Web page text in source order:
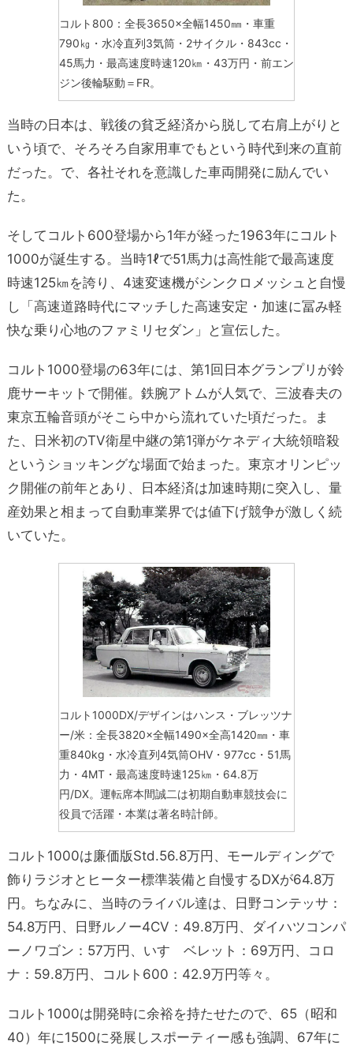
コルト800：全長3650×全幅1450㎜・車重
790㎏・水冷直列3気筒・2サイクル・843cc・
45馬力・最高速度時速120㎞・43万円・前エン
ジン後輪駆動＝FR。
当時の日本は、戦後の貧乏経済から脱して右肩上がりと
いう頃で、そろそろ自家用車でもという時代到来の直前
だった。で、各社それを意識した車両開発に励んでい
た。
そしてコルト600登場から1年が経った1963年にコルト
1000が誕生する。当時1ℓで51馬力は高性能で最高速度
時速125㎞を誇り、4速変速機がシンクロメッシュと自慢
し「高速道路時代にマッチした高速安定・加速に冨み軽
快な乗り心地のファミリセダン」と宣伝した。
コルト1000登場の63年には、第1回日本グランプリが鈴
鹿サーキットで開催。鉄腕アトムが人気で、三波春夫の
東京五輪音頭がそこら中から流れていた頃だった。ま
た、日米初のTV衛星中継の第1弾がケネディ大統領暗殺
というショッキングな場面で始まった。東京オリンピッ
ク開催の前年とあり、日本経済は加速時期に突入し、量
産効果と相まって自動車業界では値下げ競争が激しく続
いていた。
コルト1000DX/デザインはハンス・ブレッツナ
ー/米：全長3820×全幅1490×全高1420㎜・車
重840kg・水冷直列4気筒OHV・977cc・51馬
力・4MT・最高速度時速125㎞・64.8万
円/DX。運転席本間誠二は初期自動車競技会に
役員で活躍・本業は著名時計師。
コルト1000は廉価版Std.56.8万円、モールディングで
飾りラジオとヒーター標準装備と自慢するDXが64.8万
円。ちなみに、当時のライバル達は、日野コンテッサ：
54.8万円、日野ルノー4CV：49.8万円、ダイハツコンパ
ーノワゴン：57万円、いすゞベレット：69万円、コロ
ナ：59.8万円、コルト600：42.9万円等々。
コルト1000は開発時に余裕を持たせたので、65（昭和
40）年に1500に発展しスポーティー感も強調、67年に